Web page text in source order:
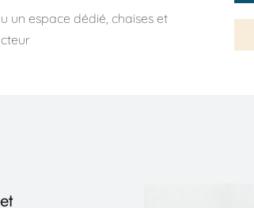
un espace dédié, chaises et